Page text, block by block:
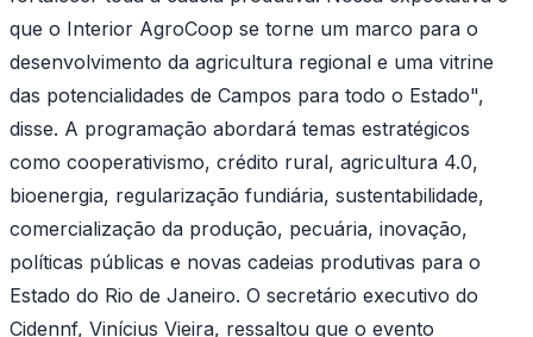
que o Interior AgroCoop se torne um marco para o
desenvolvimento da agricultura regional e uma vitrine
das potencialidades de Campos para todo o Estado",
disse. A programação abordará temas estratégicos
como cooperativismo, crédito rural, agricultura 4.0,
bioenergia, regularização fundiária, sustentabilidade,
comercialização da produção, pecuária, inovação,
políticas públicas e novas cadeias produtivas para o
Estado do Rio de Janeiro. O secretário executivo do
Cidennf, Vinícius Vieira, ressaltou que o evento